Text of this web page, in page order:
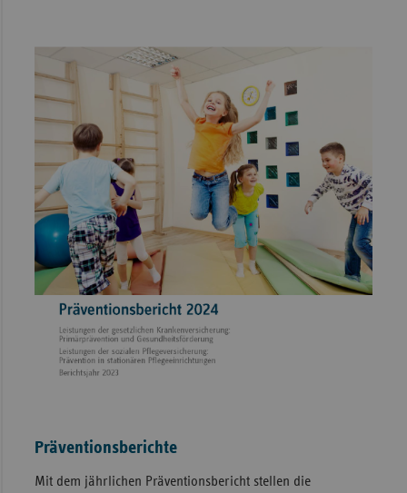
Präventionsberichte
Mit dem jährlichen Präventionsbericht stellen die